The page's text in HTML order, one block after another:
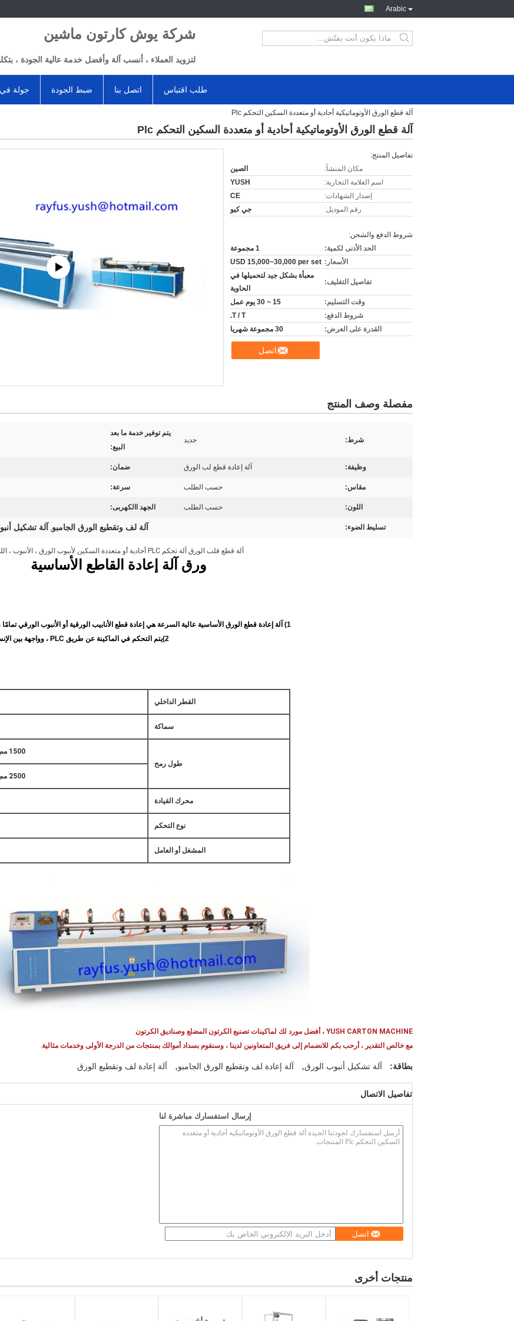
Arabic
شركة يوش كارتون ماشين
لتزويد العملاء ، أنسب آلة وأفضل خدمة عالية الجودة ،
جولة ضبط الجودة اتصل بنا طلب اقتباس
آلة قطع الورق الأوتوماتيكية أحادية أو متعددة السكين التحكم Plc
آلة قطع الورق الأوتوماتيكية أحادية أو متعددة السكين التحكم Plc
تفاصيل المنتج:
مكان المنشأ:
الصين
اسم العلامة التجارية:
YUSH
إصدار الشهادات:
CE
رقم الموديل:
جي كيو
شروط الدفع والشحن:
الحد الأدنى لكمية:
1 مجموعة
الأسعار: USD 15,000~30,000 per set
تفاصيل التغليف:
معبأة بشكل جيد لتحميلها في
الحاوية
وقت التسليم:
15 ~ 30 يوم عمل
شروط الدفع:
T / T.
القدرة على العرض:
30 مجموعة شهريا
اتصل
مفصلة وصف المنتج
شرط: جديد
يتم توفير خدمة ما بعد
البيع:
وظيفة: آلة إعادة قطع لب الورق ضمان:
مقاس: حسب الطلب سرعة:
اللون: حسب الطلب الجهد االكهربى:
تسليط الضوء: آلة لف وتقطيع الورق الجامبو, آلة تشكيل
آلة قطع قلب الورق آلة تحكم PLC أحادية أو متعددة السكين لأنبوب الورق ، الأنبوب ، اللب
ورق آلة إعادة القاطع الأساسية
1) آلة إعادة قطع الورق الأساسية عالية السرعة هي إعادة قطع الأنابيب الورقية أو الأنبوب الورقي تمامًا ،
2) يتم التحكم في الماكينة عن طريق PLC ، وواجهة بين الإنسان والآلة تعمل باللمس ، وإعداد بسيط وتشغيل مريح.
القطر الداخلي
سماكة
طول رمح
1500 مم (للقطر 50 مم)
2500 مم (للقطر 76 مم)
محرك القيادة
نوع التحكم
المشغل أو العامل
YUSH CARTON MACHINE ، أفضل مورد لك لماكينات تصنيع الكرتون المضلع وصناديق الكرتون
مع خالص التقدير ، أرحب بكم للانضمام إلى فريق المتعاونين لدينا ، وسنقوم بسداد أموالك بمنتجات من الدرجة الأولى وخدمات مثالية.
بطاقة: آلة تشكيل أنبوب الورق, آلة إعادة لف وتقطيع الورق الجامبو, آلة إعادة لف وتقطيع الورق
تفاصيل الاتصال
إرسال استفسارك مباشرة لنا
اتصل
منتجات أخرى